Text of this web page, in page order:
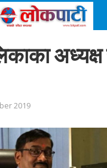
2019